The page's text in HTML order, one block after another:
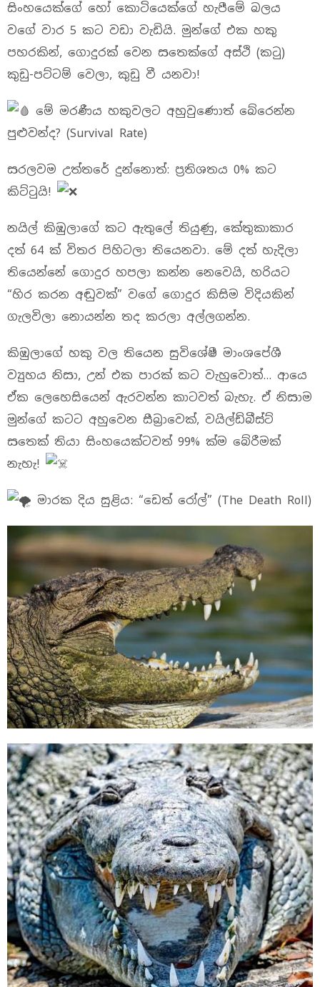
සිංහයෙක්ගේ හෝ කොටියෙක්ගේ හැපීමේ බලය
වගේ වාර 5 කට වඩා වැඩියි. මුන්ගේ එක හකු
පහරකින්, ගොදුරක් වෙන සතෙක්ගේ අස්ථි (කටු)
කුඩු-පට්ටම් වෙලා, කුඩු වී යනවා!
මේ මරණීය හකුවලට අහුවුණොත් බේරෙන්න
පුළුවන්ද? (Survival Rate)
සරලවම උත්තරේ දුන්නොත්: ප්‍රතිශතය 0% කට
කිට්ටුයි!
නයිල් කිඹුලාගේ කට ඇතුලේ තියුණු, කේතුකාකාර
දත් 64 ක් විතර පිහිටලා තියෙනවා. මේ දත් හැදිලා
තියෙන්නේ ගොදුර හපලා කන්න නෙවෙයි, හරියට
“හිර කරන අඬුවක්” වගේ ගොදුර කිසිම විදියකින්
ගැලවිලා නොයන්න තද කරලා අල්ලගන්න.
කිඹුලාගේ හකු වල තියෙන සුවිශේෂී මාංශපේශී
ව්‍යුහය නිසා, උන් එක පාරක් කට වැහුවොත්… ආයෙ
ඒක ලෙහෙසියෙන් ඇරවන්න කාටවත් බැහැ. ඒ නිසාම
මුන්ගේ කටට අහුවෙන සීබ්‍රාවෙක්, වයිල්ඩ්බීස්ට්
සතෙක් තියා සිංහයෙක්ටවත් 99% ක්ම බේරීමක්
නැහැ!
මාරක දිය සුළිය: “ඩෙත් රෝල්” (The Death Roll)